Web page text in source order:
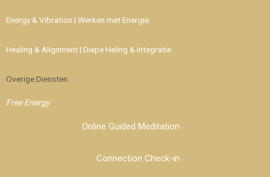
Energy & Vibration | Werken met Energie
Healing & Alignment | Diepe Heling & Integratie
Overige Diensten
Free Energy
Online Guided Meditation
Connection Check-in